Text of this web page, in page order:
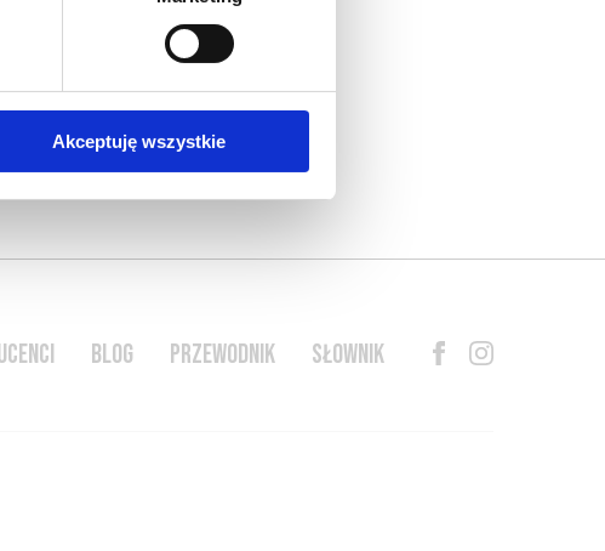
Akceptuję wszystkie
BLOG PRZEWODNIK SŁOWNIK